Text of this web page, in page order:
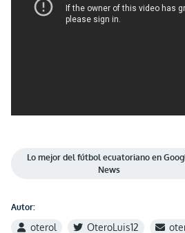
Lo mejor del fútbol ecuatoriano en
News
Autor:
oterol OteroLuis12